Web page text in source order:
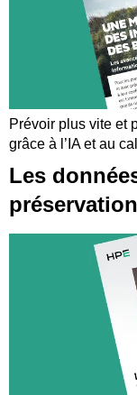
Prévoir plus vite et
grâce à l’IA et au
Les